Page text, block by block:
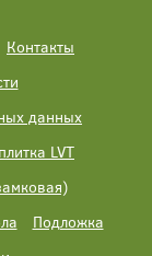
Контакты
данных
LVT
Подложка